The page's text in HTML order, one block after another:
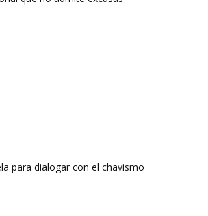
para dialogar con el chavismo